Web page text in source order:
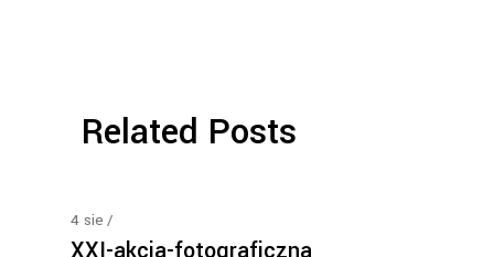
Related Posts
4 sie